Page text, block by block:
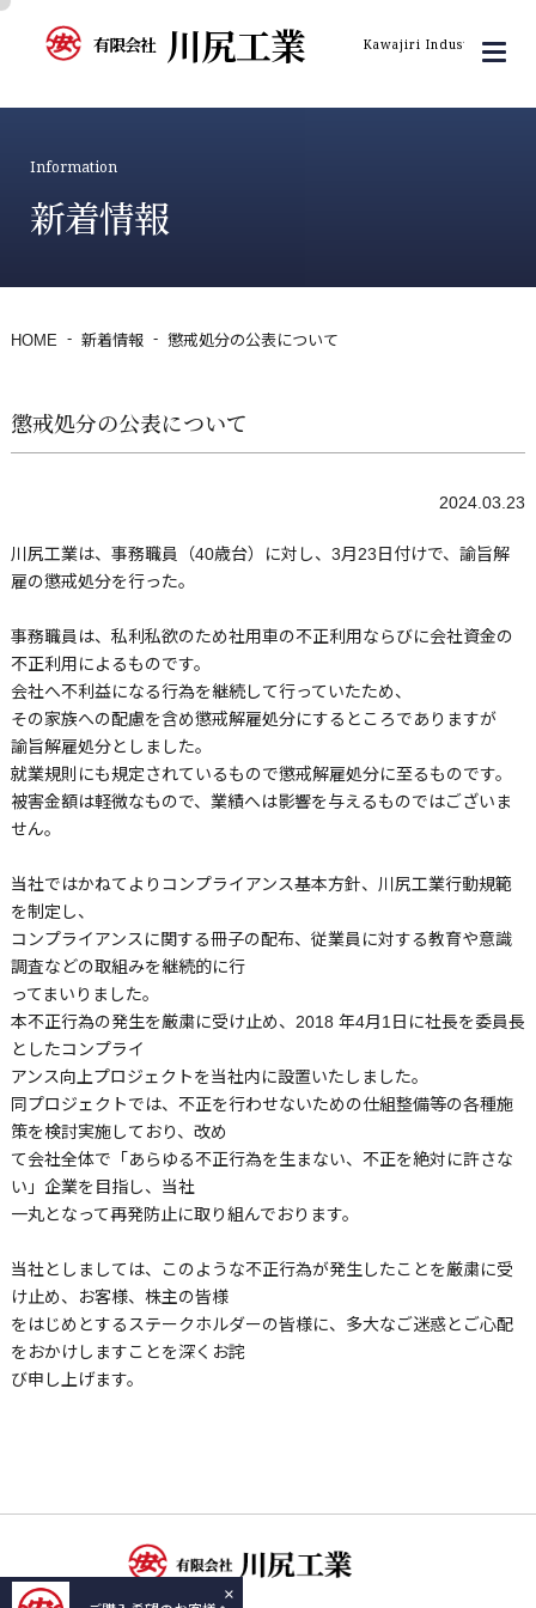
有限会社 川尻工業 Kawajiri Industry Inc.
Information
新着情報
HOME 新着情報 懲戒処分の公表について
懲戒処分の公表について
2024.03.23
川尻工業は、事務職員（40歳台）に対し、3月23日付けで、諭旨解
雇の懲戒処分を行った。
事務職員は、私利私欲のため社用車の不正利用ならびに会社資金の
不正利用によるものです。
会社へ不利益になる行為を継続して行っていたため、
その家族への配慮を含め懲戒解雇処分にするところでありますが
諭旨解雇処分としました。
就業規則にも規定されているもので懲戒解雇処分に至るものです。
被害金額は軽微なもので、業績へは影響を与えるものではございま
せん。
当社ではかねてよりコンプライアンス基本方針、川尻工業行動規範
を制定し、
コンプライアンスに関する冊子の配布、従業員に対する教育や意識
調査などの取組みを継続的に行
ってまいりました。
本不正行為の発生を厳粛に受け止め、2018 年4月1日に社長を委員長
としたコンプライ
アンス向上プロジェクトを当社内に設置いたしました。
同プロジェクトでは、不正を行わせないための仕組整備等の各種施
策を検討実施しており、改め
て会社全体で「あらゆる不正行為を生まない、不正を絶対に許さな
い」企業を目指し、当社
一丸となって再発防止に取り組んでおります。
当社としましては、このような不正行為が発生したことを厳粛に受
け止め、お客様、株主の皆様
をはじめとするステークホルダーの皆様に、多大なご迷惑とご心配
をおかけしますことを深くお詫
び申し上げます。
×